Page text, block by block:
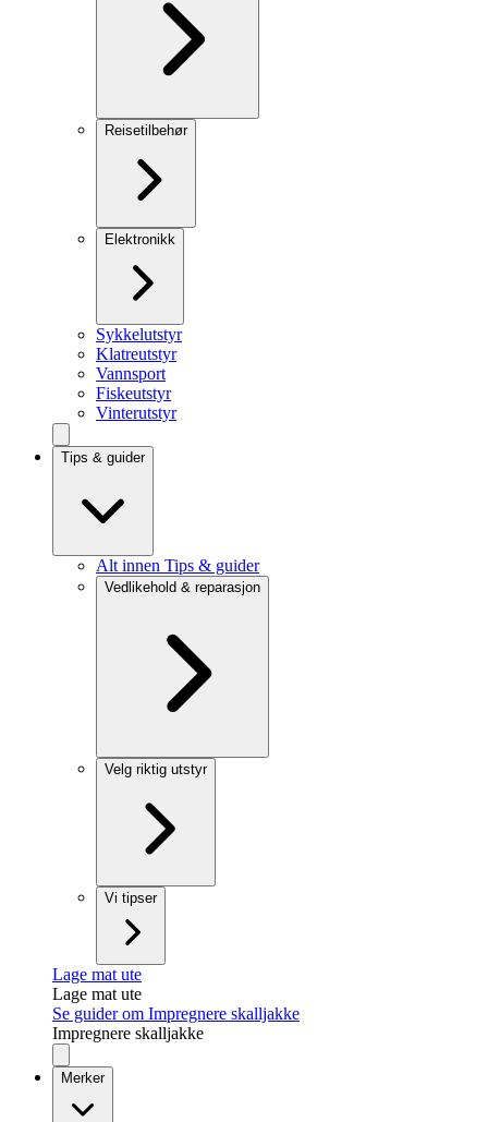
Reisetilbehør
Elektronikk
Sykkelutstyr
Klatreutstyr
Vannsport
Fiskeutstyr
Vinterutstyr
Tips & guider
Alt innen Tips & guider
Vedlikehold & reparasjon
Velg riktig utstyr
Vi tipser
Lage mat ute
Lage mat ute
Se guider om Impregnere skalljakke
Impregnere skalljakke
Merker